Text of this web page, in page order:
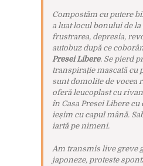
Compostăm cu putere
a luat locul bonului de
frustrarea, depresia,
autobuz după ce
Presei Libere. Se pierd
transpirație mascată cu
sunt domolite de vocea
oferă leucoplast cu
în Casa Presei Libere cu
ieșim cu capul mână.
iartă pe nimeni.
Am transmis live greve
japoneze, proteste